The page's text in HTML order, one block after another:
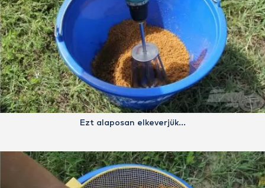
Ezt alaposan elkeverjük…